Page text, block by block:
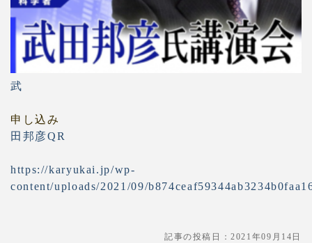
武
申し込み
田邦彦QR
https://karyukai.jp/wp-
content/uploads/2021/09/
記事の投稿日：2021年09月14日